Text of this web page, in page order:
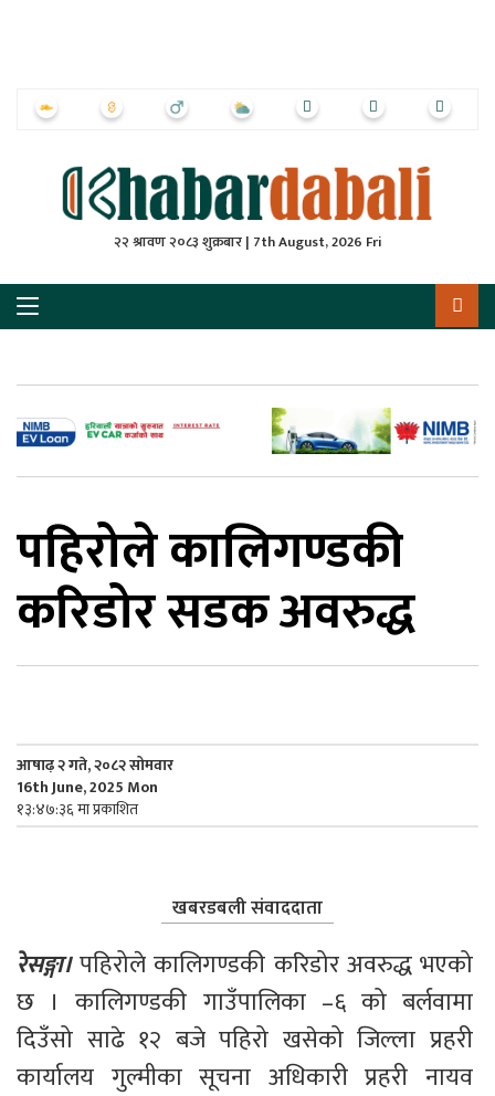
२२ श्रावण २०८३ शुक्रबार | 7th August, 2026 Fri
पहिरोले कालिगण्डकी
करिडोर सडक अवरुद्ध
आषाढ़ २ गते, २०८२ सोमवार
16th June, 2025 Mon
१३:४७:३६ मा प्रकाशित
खबरडबली संवाददाता
रेसङ्गा। पहिरोले कालिगण्डकी करिडोर अवरुद्ध भएको
छ । कालिगण्डकी गाउँपालिका –६ को बर्लवामा
दिउँसो साढे १२ बजे पहिरो खसेको जिल्ला प्रहरी
कार्यालय गुल्मीका सूचना अधिकारी प्रहरी नायव